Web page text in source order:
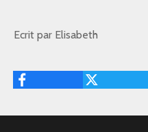
Ecrit par Elisabeth